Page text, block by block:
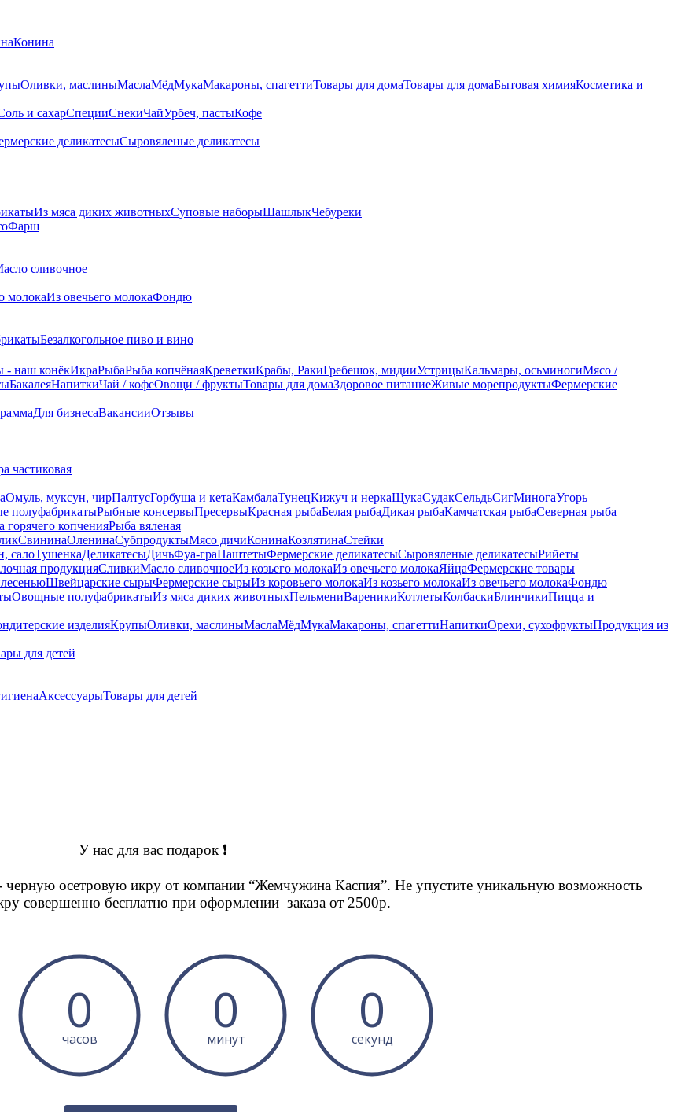
Конина
Оливки, маслиныМаслаМёдМукаМакароны, спагеттиТовары для домаТовары для домаБытовая химияКосметика и
и сахарСпецииСнекиЧайУрбеч, пастыКофе
деликатесыСыровяленые деликатесы
Из мяса диких животныхСуповые наборыШашлыкЧебуреки
Фарш
сливочное
молокаИз овечьего молокаФондю
Безалкогольное пиво и вино
- наш конёкИкраРыбаРыба копчёнаяКреветкиКрабы, РакиГребешок, мидииУстрицыКальмары, осьминогиМясо /
БакалеяНапиткиЧай / кофеОвощи / фруктыТовары для домаЗдоровое питаниеЖивые морепродуктыФермерские
Для бизнесаВакансииОтзывы
частиковая
Омуль, муксун, чирПалтусГорбуша и кетаКамбалаТунецКижуч и неркаЩукаСудакСельдьСигМиногаУгорь
полуфабрикатыРыбные консервыПресервыКрасная рыбаБелая рыбаДикая рыбаКамчатская рыбаСеверная рыба
горячего копченияРыба вяленая
СвининаОленинаСубпродуктыМясо дичиКонинаКозлятинаСтейки
салоТушенкаДеликатесыДичьФуа-граПаштетыФермерские деликатесыСыровяленые деликатесыРийеты
продукцияСливкиМасло сливочноеИз козьего молокаИз овечьего молокаЯйцаФермерские товары
Швейцарские сырыФермерские сырыИз коровьего молокаИз козьего молокаИз овечьего молокаФондю
Овощные полуфабрикатыИз мяса диких животныхПельмениВареникиКотлетыКолбаскиБлинчикиПицца и
изделияКрупыОливки, маслиныМаслаМёдМукаМакароны, спагеттиНапиткиОрехи, сухофруктыПродукция из
для детей
АксессуарыТовары для детей
У нас для вас подарок ❗
осетровую икру от компании “Жемчужина Каспия”. Не упустите уникальную возможность
совершенно бесплатно при оформлении заказа от 2500р.
0
часов 0
минут 0
секунд